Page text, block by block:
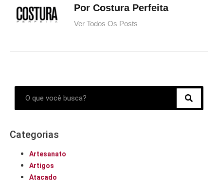
Por Costura Perfeita
Ver Todos Os Posts
Categorias
Artesanato
Artigos
Atacado